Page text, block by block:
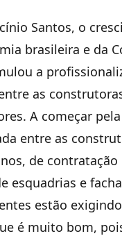
Santos, o
brasileira e da
a
as
A começar
entre as
de contratação
esquadrias e
estão
é muito bom,